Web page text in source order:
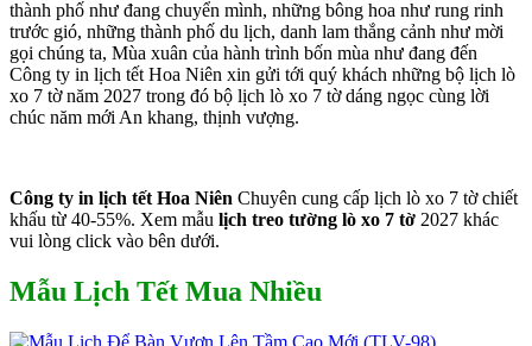
thành phố như đang chuyển mình, những bông hoa như rung rinh
trước gió, những thành phố du lịch, danh lam thắng cảnh như mời
gọi chúng ta, Mùa xuân của hành trình bốn mùa như đang đến
Công ty in lịch tết Hoa Niên xin gửi tới quý khách những bộ lịch lò
xo 7 tờ năm 2027 trong đó bộ lịch lò xo 7 tờ dáng ngọc cùng lời
chúc năm mới An khang, thịnh vượng.
Công ty in lịch tết Hoa Niên Chuyên cung cấp lịch lò xo 7 tờ chiết
khấu từ 40-55%. Xem mẫu lịch treo tường lò xo 7 tờ 2027 khác
vui lòng click vào bên dưới.
Mẫu Lịch Tết Mua Nhiều